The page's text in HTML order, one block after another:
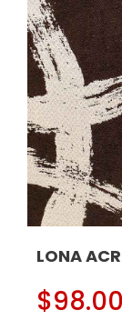
LONA
$98.00